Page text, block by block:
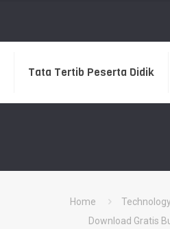
Tata Tertib Peserta Didik
Home Technology
Download Gratis